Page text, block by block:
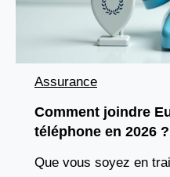
Assurance
Comment joindre
téléphone en 2026 ?
Que vous soyez en